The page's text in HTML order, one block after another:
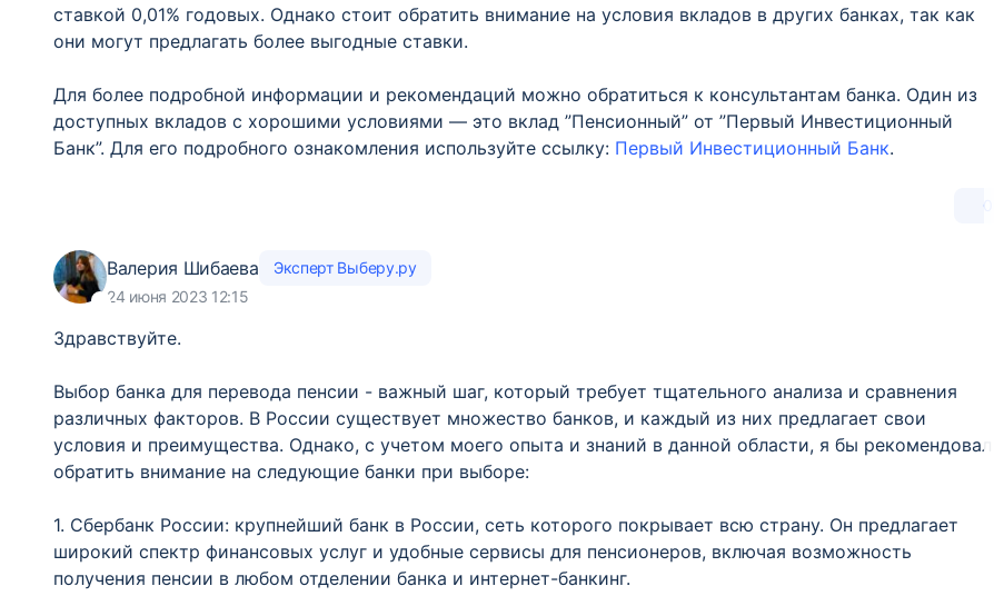
ставкой 0,01% годовых. Однако стоит обратить внимание на условия вкладов в других банках, так как
они могут предлагать более выгодные ставки.
Для более подробной информации и рекомендаций можно обратиться к консультантам банка. Один из
доступных вкладов с хорошими условиями — это вклад ”Пенсионный” от ”Первый Инвестиционный
Банк”. Для его подробного ознакомления используйте ссылку: Первый Инвестиционный Банк.
0
Валерия Шибаева
Эксперт Выберу.ру
24 июня 2023 12:15
Здравствуйте.
Выбор банка для перевода пенсии - важный шаг, который требует тщательного анализа и сравнения
различных факторов. В России существует множество банков, и каждый из них предлагает свои
условия и преимущества. Однако, с учетом моего опыта и знаний в данной области, я бы рекомендовал
обратить внимание на следующие банки при выборе:
1. Сбербанк России: крупнейший банк в России, сеть которого покрывает всю страну. Он предлагает
широкий спектр финансовых услуг и удобные сервисы для пенсионеров, включая возможность
получения пенсии в любом отделении банка и интернет-банкинг.